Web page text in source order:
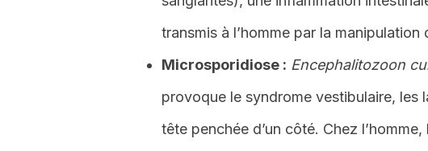
transmis à l’homme par la manipulation
Microsporidiose : Encephalitozoon
provoque le syndrome vestibulaire, les
tête penchée d’un côté. Chez